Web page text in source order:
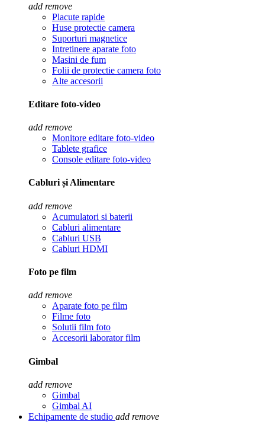
add remove
Placute rapide
Huse protectie camera
Suporturi magnetice
Intretinere aparate foto
Masini de fum
Folii de protectie camera foto
Alte accesorii
Editare foto-video
add remove
Monitore editare foto-video
Tablete grafice
Console editare foto-video
Cabluri și Alimentare
add remove
Acumulatori si baterii
Cabluri alimentare
Cabluri USB
Cabluri HDMI
Foto pe film
add remove
Aparate foto pe film
Filme foto
Solutii film foto
Accesorii laborator film
Gimbal
add remove
Gimbal
Gimbal AI
Echipamente de studio add remove